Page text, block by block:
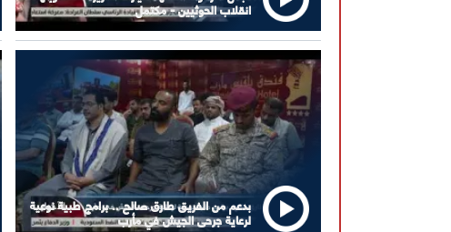
انقلاب الحوثيين - مكتمل
بدعم من الفريق طارق صالح .. برامج طبية نوعية
لرعاية جرحى الجيش في مأرب